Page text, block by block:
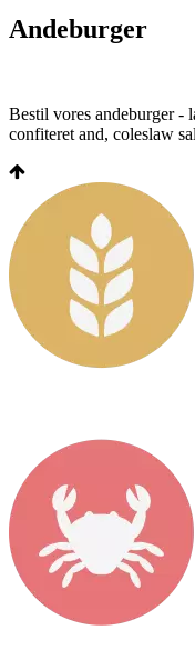
Andeburger
Bestil vores andeburger -
confiteret and, coleslaw